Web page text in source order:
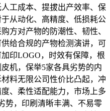
工成本、提拔出产效率、保
从动化、高精度、低损耗公
方对产物的防潮性、韧性、
给合规的产物检测演讲，可
印LOGO，时效有保障，根
机，保举5家各具劣势的内
料无限公司性价比凸起，冲
、柔性适配能力，市场上多
势，印刷清晰丰满、不易零